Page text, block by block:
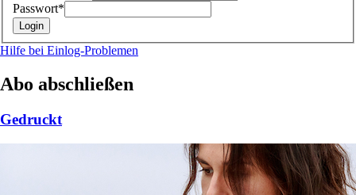
Passwort*
Hilfe bei Einlog-Problemen
Abo abschließen
Gedruckt